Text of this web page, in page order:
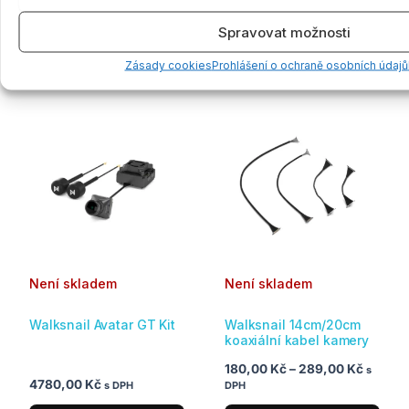
Spravovat možnosti
Zásady cookiesProhlášení o ochraně osobních údajů
VÝBĚR MOŽNOSTÍ
Není skladem
Walksnail Avatar GT Kit
4780,00 Kč s DPH
Není skladem
Walksnail 14cm/20cm
koaxiální kabel kamery
180,00 Kč–289,00 Kč
Rozpětí
s
DPH
více
variant.
Možnosti
na
produktu